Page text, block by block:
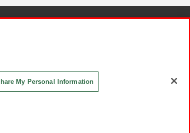
My Personal Information